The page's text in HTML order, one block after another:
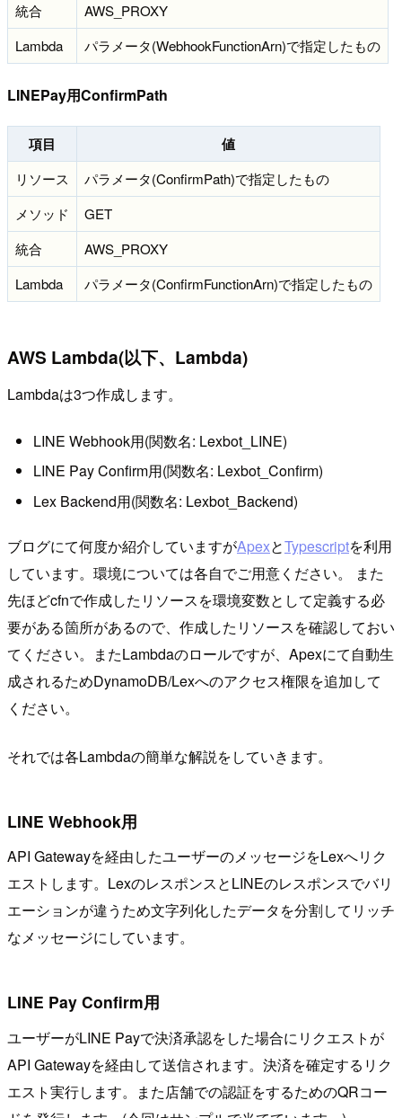
統合
AWS_PROXY
Lambda
パラメータ(WebhookFunctionArn)で指定したもの
LINEPay用ConfirmPath
項目 値
リソース
パラメータ(ConfirmPath)で指定したもの
メソッド
GET
統合
AWS_PROXY
Lambda
パラメータ(ConfirmFunctionArn)で指定したもの
AWS Lambda(以下、Lambda)
Lambdaは3つ作成します。
LINE Webhook用(関数名: Lexbot_LINE)
LINE Pay Confirm用(関数名: Lexbot_Confirm)
Lex Backend用(関数名: Lexbot_Backend)
ブログにて何度か紹介していますがApexとTypescriptを利用
しています。環境については各自でご用意ください。 また
先ほどcfnで作成したリソースを環境変数として定義する必
要がある箇所があるので、作成したリソースを確認しておい
てください。またLambdaのロールですが、Apexにて自動生
成されるためDynamoDB/Lexへのアクセス権限を追加して
ください。
それでは各Lambdaの簡単な解説をしていきます。
LINE Webhook用
API Gatewayを経由したユーザーのメッセージをLexへリク
エストします。LexのレスポンスとLINEのレスポンスでバリ
エーションが違うため文字列化したデータを分割してリッチ
なメッセージにしています。
LINE Pay Confirm用
ユーザーがLINE Payで決済承認をした場合にリクエストが
API Gatewayを経由して送信されます。決済を確定するリク
エスト実行します。また店舗での認証をするためのQRコー